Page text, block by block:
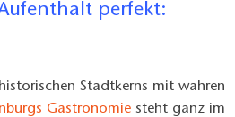
Aufenthalt perfekt:
Stadtkerns mit wahren
Gastronomie steht ganz im